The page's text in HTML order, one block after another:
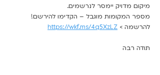
מיקום מדויק יימסר לנרשמים.
מספר המקומות מוגבל – הקדימו להירשם!
להרשמה > https://wkf.ms/4q5XzLZ
תודה רבה